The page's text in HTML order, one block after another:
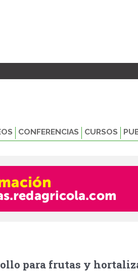
CONFERENCIAS CURSOS
para frutas y